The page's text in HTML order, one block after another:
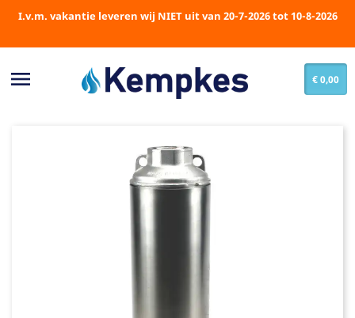
I.v.m. vakantie leveren wij NIET uit van 20-7-2026 tot 10-8-2026
 € 0,00